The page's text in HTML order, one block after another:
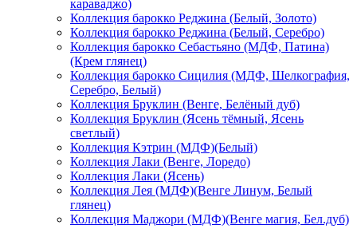
караваджо)
Коллекция барокко Реджина (Белый, Золото)
Коллекция барокко Реджина (Белый, Серебро)
Коллекция барокко Себастьяно (МДФ, Патина)
(Крем глянец)
Коллекция барокко Сицилия (МДФ, Шелкография,
Серебро, Белый)
Коллекция Бруклин (Венге, Белёный дуб)
Коллекция Бруклин (Ясень тёмный, Ясень
светлый)
Коллекция Кэтрин (МДФ)(Белый)
Коллекция Лаки (Венге, Лоредо)
Коллекция Лаки (Ясень)
Коллекция Лея (МДФ)(Венге Линум, Белый
глянец)
Коллекция Маджори (МДФ)(Венге магия, Бел.дуб)